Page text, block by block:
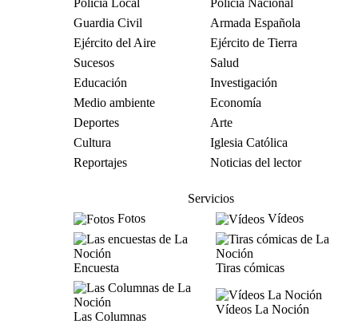
Policía Local
Policía Nacional
Guardia Civil
Armada Española
Ejército del Aire
Ejército de Tierra
Sucesos
Salud
Educación
Investigación
Medio ambiente
Economía
Deportes
Arte
Cultura
Iglesia Católica
Reportajes
Noticias del lector
Servicios
Fotos
Vídeos
Encuesta Tiras cómicas
Las Columnas
Vídeos La Noción